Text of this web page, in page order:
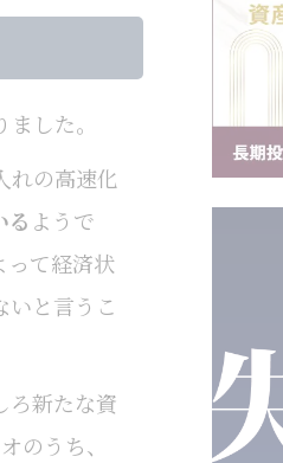
した。
れの高速化
る ようで
って経済状
いと言うこ
ろ新たな資
のうち、